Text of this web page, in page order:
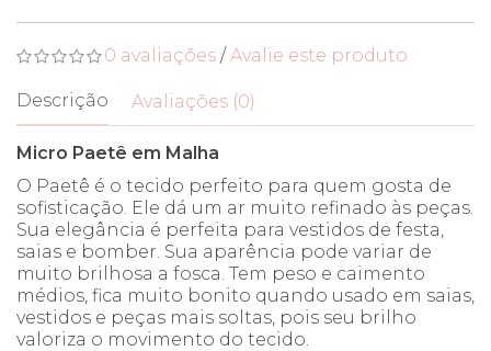
0 avaliações /Avalie este produto
Descrição Avaliações (0)
Micro Paetê em Malha
O Paetê é o tecido perfeito para quem gosta de
sofisticação. Ele dá um ar muito refinado às peças.
Sua elegância é perfeita para vestidos de festa,
saias e bomber. Sua aparência pode variar de
muito brilhosa a fosca. Tem peso e caimento
médios, fica muito bonito quando usado em saias,
vestidos e peças mais soltas, pois seu brilho
valoriza o movimento do tecido.